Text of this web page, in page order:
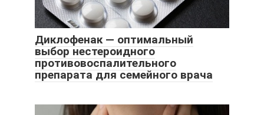
Диклофенак — оптимальный
выбор нестероидного
противовоспалительного
препарата для семейного врача